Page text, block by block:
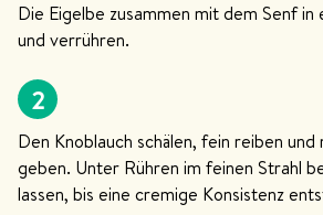
Die Eigelbe zusammen mit dem Senf in
und verrühren.
2
Den Knoblauch schälen, fein reiben und
geben. Unter Rühren im feinen Strahl
lassen, bis eine cremige Konsistenz